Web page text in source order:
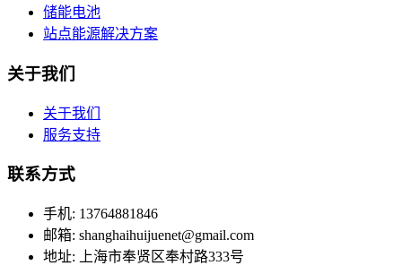
储能电池
站点能源解决方案
关于我们
关于我们
服务支持
联系方式
手机: 13764881846
邮箱: shanghaihuijuenet@gmail.com
地址: 上海市奉贤区奉村路333号